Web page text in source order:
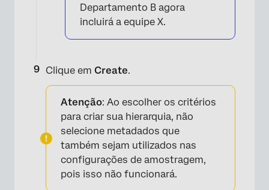
Departamento B agora
incluirá a equipe X.
Clique em Create.
Atenção: Ao escolher os critérios
para criar sua hierarquia, não
selecione metadados que
também sejam utilizados nas
configurações de amostragem,
pois isso não funcionará.